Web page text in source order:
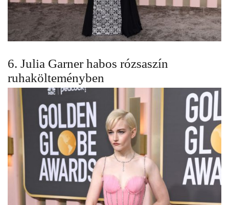
6. Julia Garner habos rózsaszín
ruhakölteményben